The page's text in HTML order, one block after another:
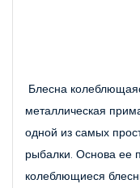
Блесна
металлическая
одной из самых
рыбалки. Основа ее
колеблющиеся